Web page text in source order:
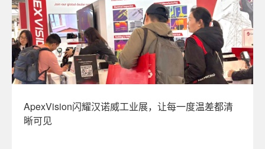
ApexVision闪耀汉诺威工业展，让每一度温差都清
晰可见